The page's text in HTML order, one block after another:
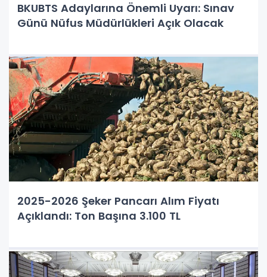
BKUBTS Adaylarına Önemli Uyarı: Sınav
Günü Nüfus Müdürlükleri Açık Olacak
2025-2026 Şeker Pancarı Alım Fiyatı
Açıklandı: Ton Başına 3.100 TL